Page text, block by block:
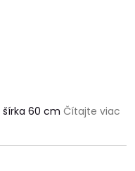
šírka 60 cm Čítajte viac